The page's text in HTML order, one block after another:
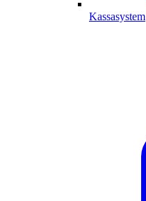
Kassasystem